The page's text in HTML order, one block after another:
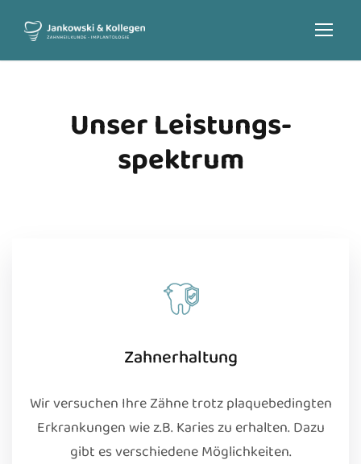
Unser Leistungs­
spektrum
Zahnerhaltung
Wir versuchen Ihre Zähne trotz plaquebedingten
Erkrankungen wie z.B. Karies zu erhalten. Dazu
gibt es verschiedene Möglichkeiten.